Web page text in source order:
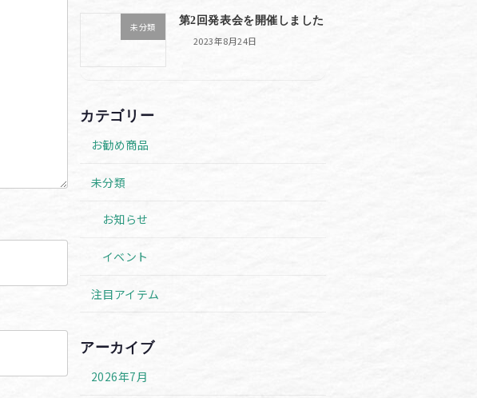
未分類
第2回発表会を開催しました
2023年8月24日
カテゴリー
お勧め商品
未分類
お知らせ
イベント
注目アイテム
アーカイブ
2026年7月